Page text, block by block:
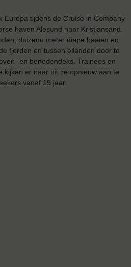
Europa tijdens de Cruise in Company
haven Alesund naar Kristiansand.
duizend meter diepe baaien en
fjorden en tussen eilanden door te
en benedendeks. Trainees en
kijken er naar uit ze opnieuw aan te
vanaf 15 jaar.